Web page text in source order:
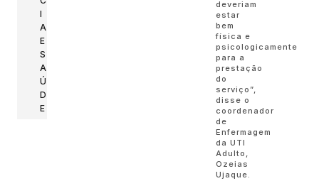
I
A
E
S
A
Ú
D
E
deveriam
estar
bem
física e
psicologicamente
para a
prestação
do
serviço”,
disse o
coordenador
de
Enfermagem
da UTI
Adulto,
Ozeias
Ujaque.